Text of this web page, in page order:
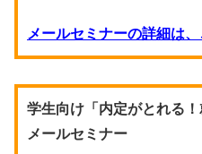
メールセミナーの詳細は、
学生向け「内定がとれる
メールセミナー